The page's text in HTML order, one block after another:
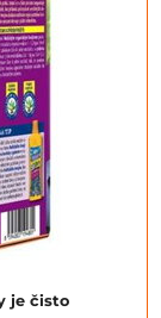
je čisto